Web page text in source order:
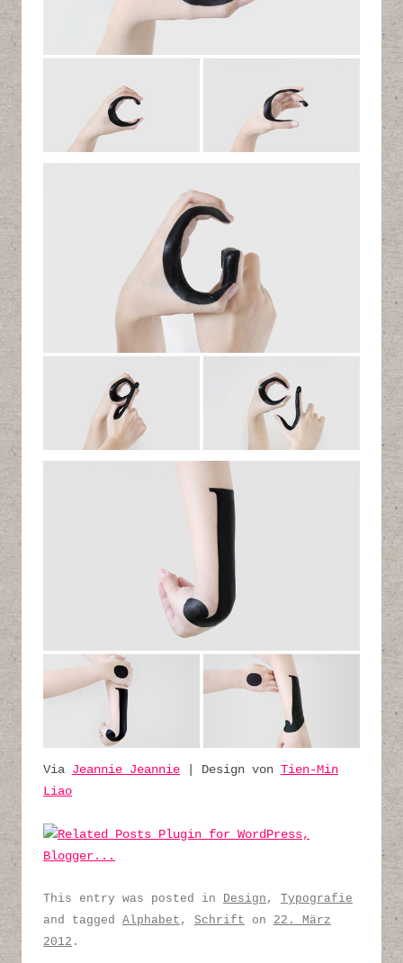
Via Jeannie Jeannie | Design von Tien-Min
Liao
This entry was posted in Design , Typografie
and tagged Alphabet , Schrift on 22. März
2012 .